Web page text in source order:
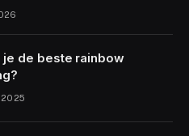
je de beste rainbow